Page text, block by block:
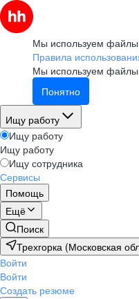
Мы используем файлы
Правила
Мы используем
Понятно
Ищу работу
Ищу работу
Ищу работу
Ищу сотрудника
Сервисы
Помощь
Ещё
Поиск
Трехгорка (Московская
Войти
Войти
Создать резюме